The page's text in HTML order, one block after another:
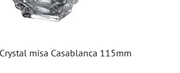
misa Casablanca 115mm